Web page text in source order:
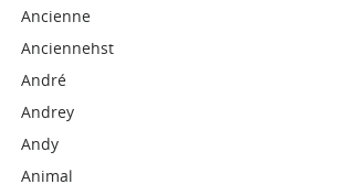
Ancienne
Anciennehst
André
Andrey
Andy
Animal